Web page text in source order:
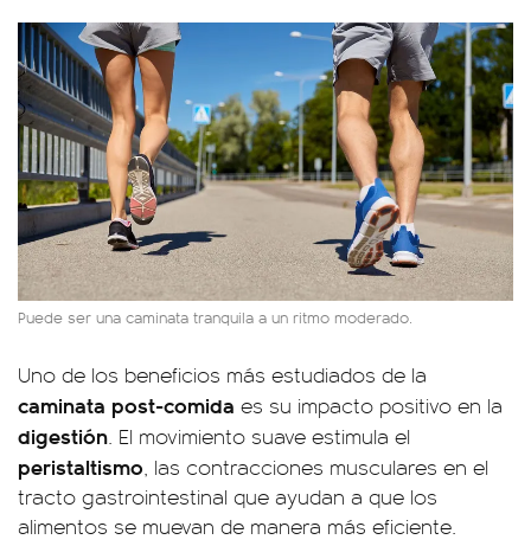
Puede ser una caminata tranquila a un ritmo moderado.
Uno de los beneficios más estudiados de la
caminata post-comida es su impacto positivo en la
digestión. El movimiento suave estimula el
peristaltismo, las contracciones musculares en el
tracto gastrointestinal que ayudan a que los
alimentos se muevan de manera más eficiente.